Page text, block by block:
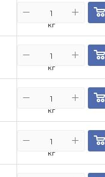
кг
кг
кг
кг